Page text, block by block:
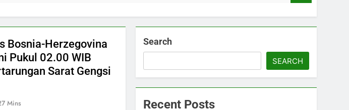
Bosnia-Herzegovina
Pukul 02.00 WIB
Sarat Gengsi
Mins
Search
SEARCH
Recent Posts